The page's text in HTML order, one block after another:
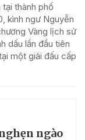
thành phố
kình ngư Nguyễn
Vàng lịch sử
dấu lần đầu tiên
một giải đấu cấp
ngào